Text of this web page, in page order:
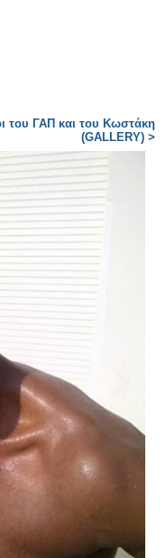
του ΓΑΠ και του Κωστάκη
(GALLERY) >